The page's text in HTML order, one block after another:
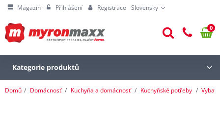
Magazín Přihlášení Registrace Slovensky
0
Kategorie produktů
Domů Domácnosť Kuchyňa a domácnosť Kuchyňské potřeby